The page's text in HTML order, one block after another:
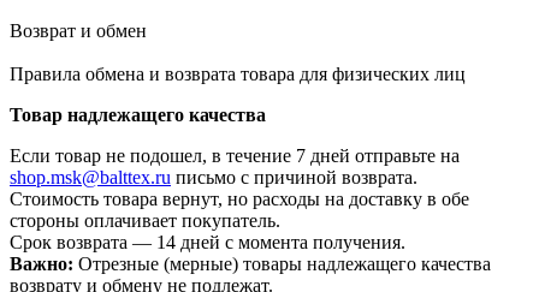
Возврат и обмен
Правила обмена и возврата товара для физических лиц
Товар надлежащего качества
Если товар не подошел, в течение 7 дней отправьте на
shop.msk@balttex.ru письмо с причиной возврата.
Стоимость товара вернут, но расходы на доставку в обе
стороны оплачивает покупатель.
Срок возврата — 14 дней с момента получения.
Важно: Отрезные (мерные) товары надлежащего качества
возврату и обмену не подлежат.